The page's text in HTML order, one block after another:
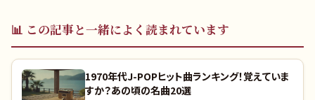
📊 この記事と一緒によく読まれています
1970年代J-POPヒット曲ランキング！覚えていま
すか？あの頃の名曲20選